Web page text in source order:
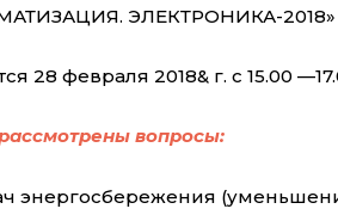
ЭЛЕКТРОНИКА-2018»
28 февраля 2018& г. с 15.00
вопросы:
энергосбережения